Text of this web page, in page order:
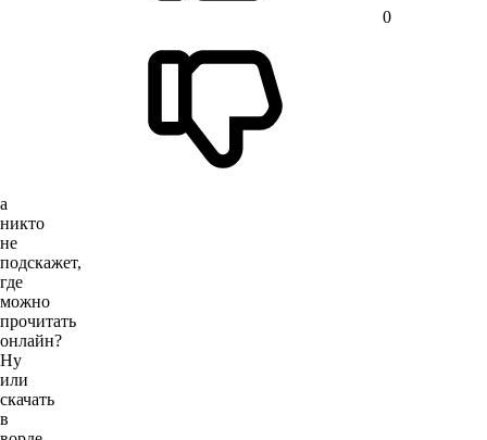
0
а
никто
не
подскажет,
где
можно
прочитать
онлайн?
Ну
или
скачать
в